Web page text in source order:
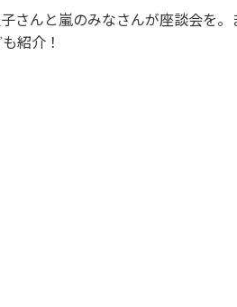
さんと嵐のみなさんが座談会を。
紹介！